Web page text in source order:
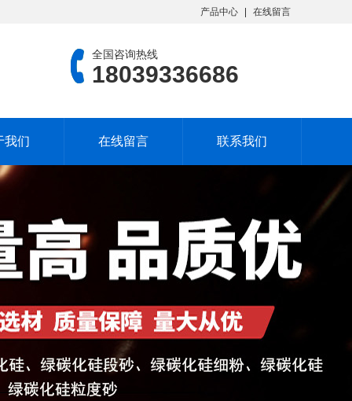
产品中心 在线留言
全国咨询热线
18039336686
我们 在线留言 联系我们